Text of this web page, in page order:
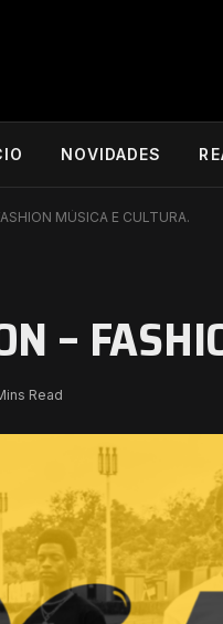
NOVIDADES
MÚSICA E CULTURA.
–
Read